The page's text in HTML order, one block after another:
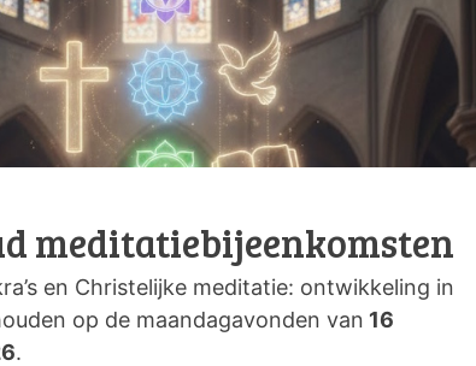
meditatiebijeenkomsten
en Christelijke meditatie: ontwikkeling in
op de maandagavonden van 16
.